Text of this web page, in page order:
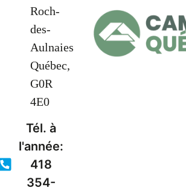
Roch-
des-
Aulnaies
Québec,
G0R
4E0
Tél. à
l'année:
418
354-